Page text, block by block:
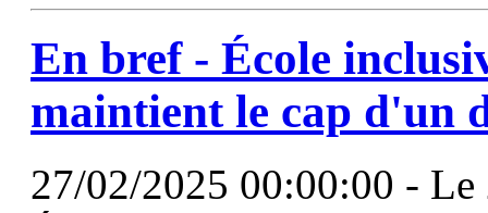
En bref - École
maintient le cap d'un
27/02/2025 00:00:00 -